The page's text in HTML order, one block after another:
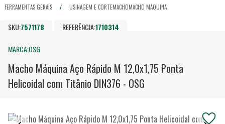
FERRAMENTAS GERAIS USINAGEM E CORTEMACHOMACHO MÁQUINA
SKU:7571178 REFERÊNCIA:1710314
MARCA:OSG
Macho Máquina Aço Rápido M 12,0x1,75 Ponta
Helicoidal com Titânio DIN376 - OSG